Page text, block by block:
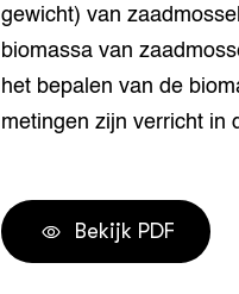
Plantaardige
Genetische
landbouwhuisdieren
gewicht) van
biomassa van
het bepalen van de
metingen zijn verricht in
Bekijk PDF